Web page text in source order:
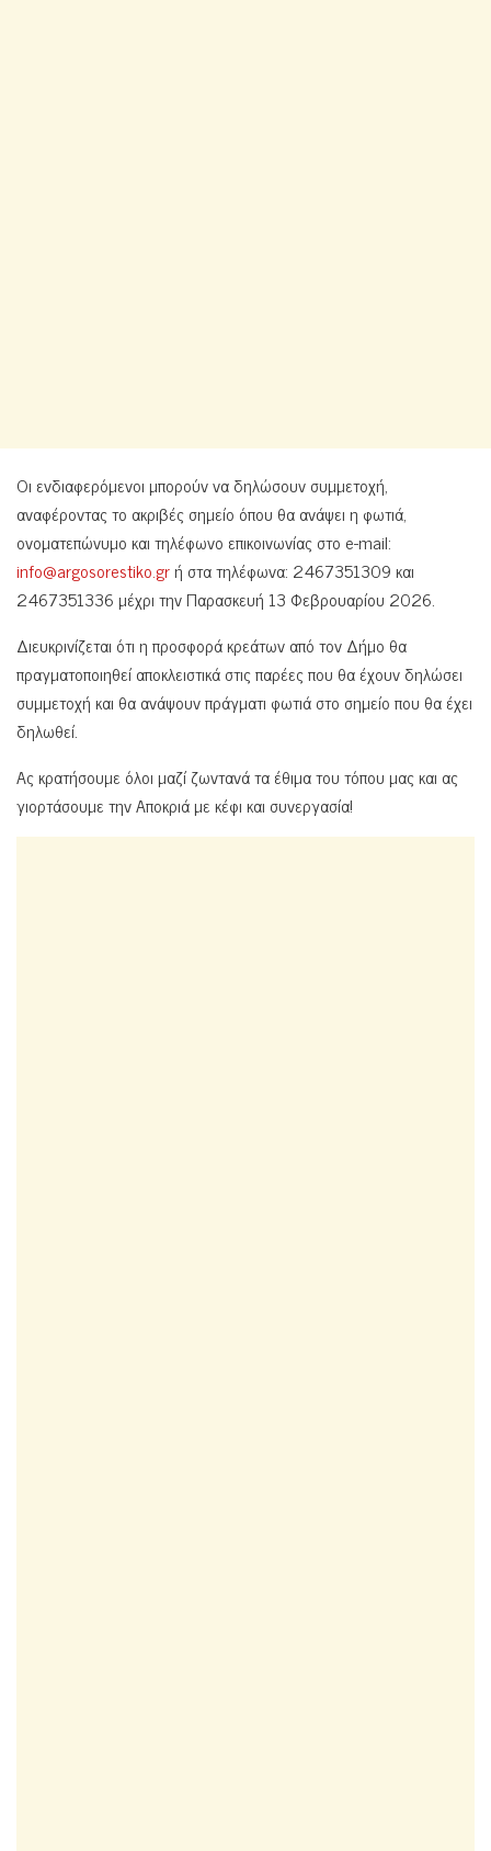
Οι ενδιαφερόμενοι μπορούν να δηλώσουν συμμετοχή,
αναφέροντας το ακριβές σημείο όπου θα ανάψει η φωτιά,
ονοματεπώνυμο και τηλέφωνο επικοινωνίας στο e-mail:
info@argosorestiko.grή στα τηλέφωνα: 2467351309 και
2467351336 μέχρι την Παρασκευή 13 Φεβρουαρίου 2026.
Διευκρινίζεται ότι η προσφορά κρεάτων από τον Δήμο θα
πραγματοποιηθεί αποκλειστικά στις παρέες που θα έχουν δηλώσει
συμμετοχή και θα ανάψουν πράγματι φωτιά στο σημείο που θα έχει
δηλωθεί.
Ας κρατήσουμε όλοι μαζί ζωντανά τα έθιμα του τόπου μας και ας
γιορτάσουμε την Αποκριά με κέφι και συνεργασία!